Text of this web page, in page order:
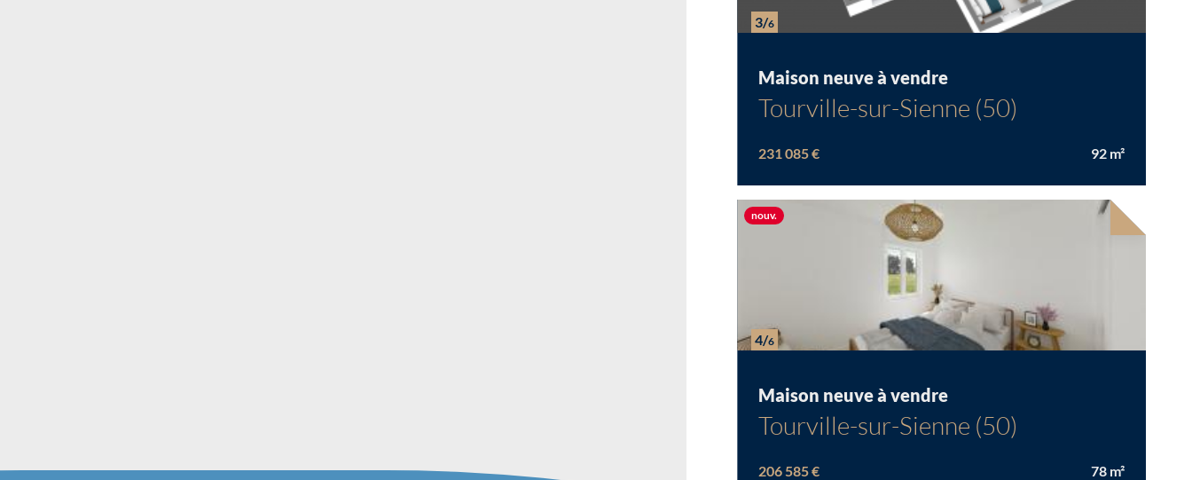
3/6
Maison neuve à vendre
Tourville-sur-Sienne (50)
231 085 € 92 m²
4/6
Maison neuve à vendre
Tourville-sur-Sienne (50)
206 585 € 78 m²
nouv. Nouvelle offre